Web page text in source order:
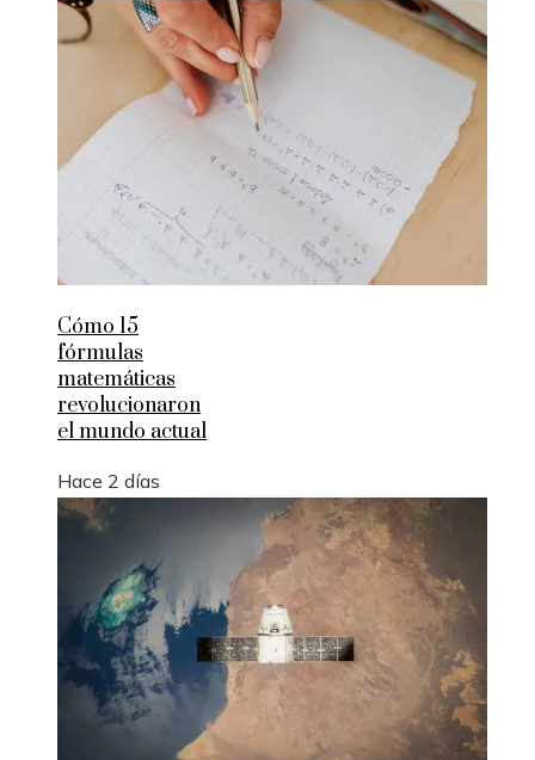
Cómo 15
fórmulas
matemáticas
revolucionaron
el mundo actual
Hace 2 días